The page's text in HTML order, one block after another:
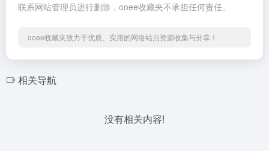
联系网站管理员进行删除，ooee收藏夹不承担任何责任。
ooee收藏夹致力于优质、实用的网络站点资源收集与分享！
相关导航
没有相关内容!